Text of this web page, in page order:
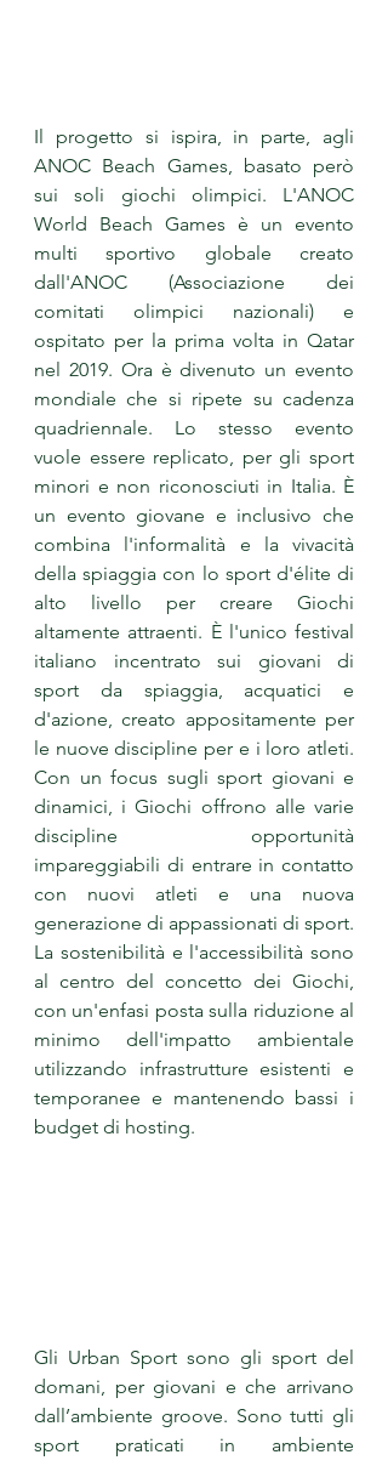
Il progetto si ispira, in parte, agli
ANOC Beach Games, basato però
sui soli giochi olimpici. L'ANOC
World Beach Games è un evento
multi sportivo globale creato
dall'ANOC (Associazione dei
comitati olimpici nazionali) e
ospitato per la prima volta in Qatar
nel 2019. Ora è divenuto un evento
mondiale che si ripete su cadenza
quadriennale. Lo stesso evento
vuole essere replicato, per gli sport
minori e non riconosciuti in Italia. È
un evento giovane e inclusivo che
combina l'informalità e la vivacità
della spiaggia con lo sport d'élite di
alto livello per creare Giochi
altamente attraenti. È l'unico festival
italiano incentrato sui giovani di
sport da spiaggia, acquatici e
d'azione, creato appositamente per
le nuove discipline per e i loro atleti.
Con un focus sugli sport giovani e
dinamici, i Giochi offrono alle varie
discipline opportunità
impareggiabili di entrare in contatto
con nuovi atleti e una nuova
generazione di appassionati di sport.
La sostenibilità e l'accessibilità sono
al centro del concetto dei Giochi,
con un'enfasi posta sulla riduzione al
minimo dell'impatto ambientale
utilizzando infrastrutture esistenti e
temporanee e mantenendo bassi i
budget di hosting.
Gli Urban Sport sono gli sport del
domani, per giovani e che arrivano
dall’ambiente groove. Sono tutti gli
sport praticati in ambiente